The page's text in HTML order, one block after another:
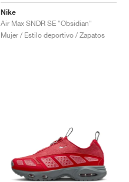
Nike
Air Max SNDR SE "Obsidian"
Mujer / Estilo deportivo / Zapatos